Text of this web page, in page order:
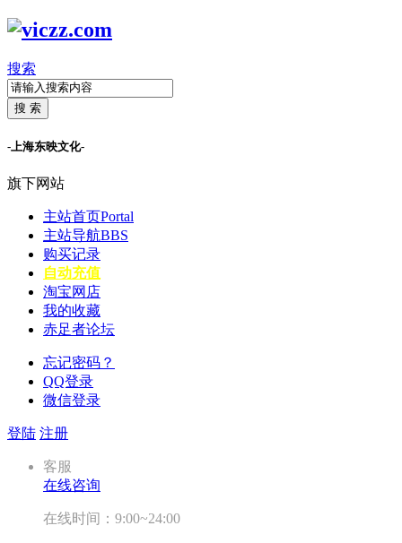
搜索
搜 索
-上海东映文化-
旗下网站
主站首页Portal
主站导航BBS
购买记录
自动充值
淘宝网店
我的收藏
赤足者论坛
忘记密码？
QQ登录
微信登录
登陆 注册
客服
在线咨询
在线时间：9:00~24:00